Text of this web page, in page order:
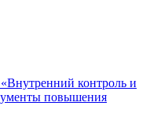
контроль и
повышения